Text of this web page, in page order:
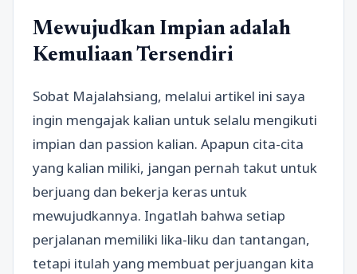
Mewujudkan Impian adalah
Kemuliaan Tersendiri
Sobat Majalahsiang, melalui artikel ini saya
ingin mengajak kalian untuk selalu mengikuti
impian dan passion kalian. Apapun cita-cita
yang kalian miliki, jangan pernah takut untuk
berjuang dan bekerja keras untuk
mewujudkannya. Ingatlah bahwa setiap
perjalanan memiliki lika-liku dan tantangan,
tetapi itulah yang membuat perjuangan kita